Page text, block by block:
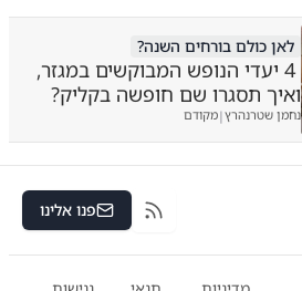
לאן כולם בורחים השנה?
4 יעדי הנופש המבוקשים במגזר,
ואיך תסגרו שם חופשה בקליק?
נחמן שטרנהרץ|מקודם
RSS פנו אלינו